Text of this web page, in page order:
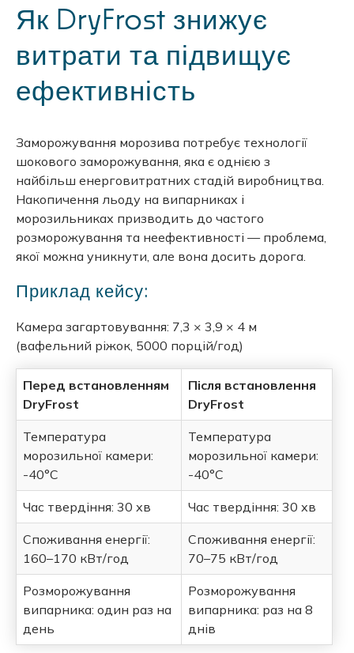
Як DryFrost знижує
витрати та підвищує
ефективність
Заморожування морозива потребує технології
шокового заморожування, яка є однією з
найбільш енерговитратних стадій виробництва.
Накопичення льоду на випарниках і
морозильниках призводить до частого
розморожування та неефективності — проблема,
якої можна уникнути, але вона досить дорога.
Приклад кейсу:
Камера загартовування: 7,3 × 3,9 × 4 м
(вафельний ріжок, 5000 порцій/год)
Перед встановленням
DryFrost
Після встановлення
DryFrost
Температура
морозильної камери:
-40°C
Температура
морозильної камери:
-40°C
Час твердіння: 30 хв Час твердіння: 30 хв
Споживання енергії:
160–170 кВт/год
Споживання енергії:
70–75 кВт/год
Розморожування
випарника: один раз на
день
Розморожування
випарника: раз на 8
днів